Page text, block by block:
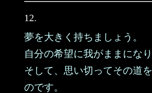
12.
夢を大きく持ちましょう。
自分の希望に我がままになり
そして、思い切ってその道
のです。